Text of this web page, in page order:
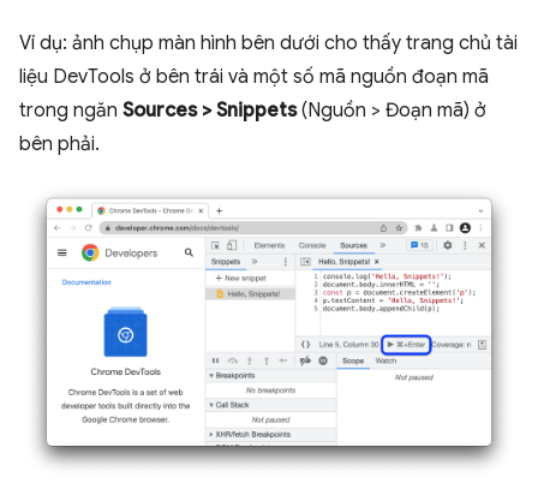
Ví dụ: ảnh chụp màn hình bên dưới cho thấy trang chủ tài
liệu DevTools ở bên trái và một số mã nguồn đoạn mã
trong ngăn Sources >Snippets(Nguồn > Đoạn mã) ở
bên phải.